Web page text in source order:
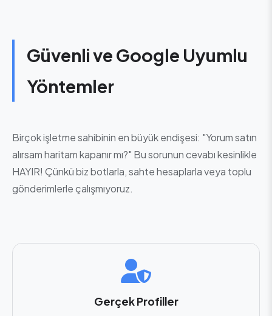
Güvenli ve Google Uyumlu
Yöntemler
Birçok işletme sahibinin en büyük endişesi: "Yorum satın
alırsam haritam kapanır mı?" Bu sorunun cevabı kesinlikle
HAYIR! Çünkü biz botlarla, sahte hesaplarla veya toplu
gönderimlerle çalışmıyoruz.
Gerçek Profiller